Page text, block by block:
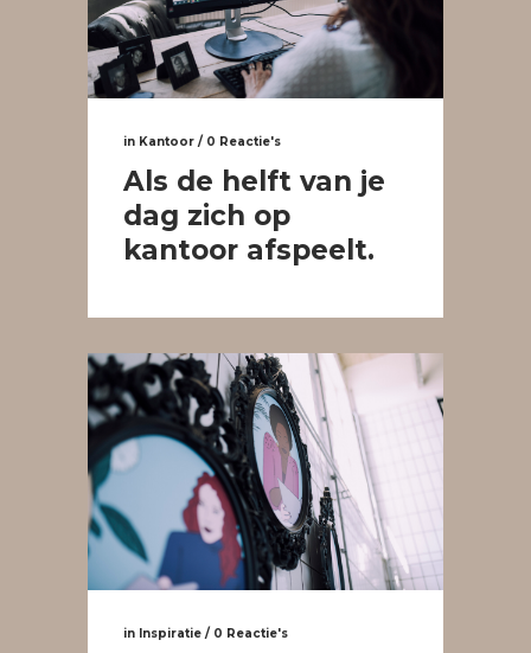
in Kantoor / 0 Reactie's
Als de helft van je
dag zich op
kantoor afspeelt.
in Inspiratie / 0 Reactie's